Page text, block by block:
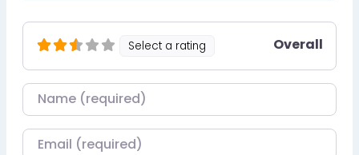
Select a rating Overall
Nom
Courriel